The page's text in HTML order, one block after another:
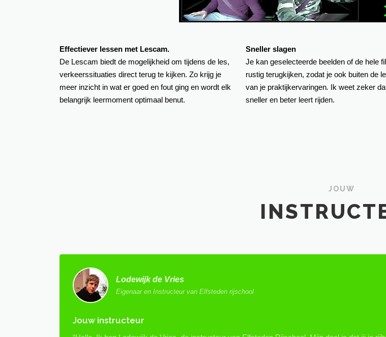
Effectiever lessen met Lescam.
De Lescam biedt de mogelijkheid om tijdens de les,
verkeerssituaties direct terug te kijken. Zo krijg je
meer inzicht in wat er goed en fout ging en wordt elk
belangrijk leermoment optimaal benut.
Sneller slagen
Je kan geselecteerde beelden of de hele
rustig terugkijken, zodat je ook buiten de
van je praktijkervaringen. Ik weet zeker
sneller en beter leert rijden.
JOUW
Lodewijk de Vries
Eigenaar en Instructeur van Elfsteden rijschool
Jouw instructeur